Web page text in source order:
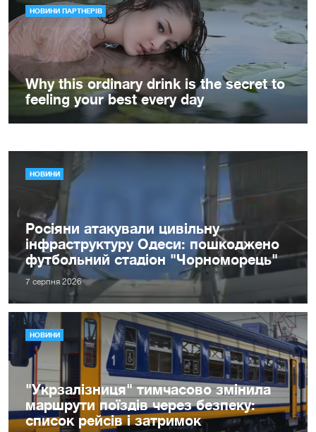
НОВИНИ
Росіяни атакували цивільну
інфраструктуру Одеси: пошкоджено
футбольний стадіон "Чорноморець"
7 серпня 2026
НОВИНИ
"Укрзалізниця" тимчасово змінила
маршрути поїздів через безпеку:
список рейсів і затримок